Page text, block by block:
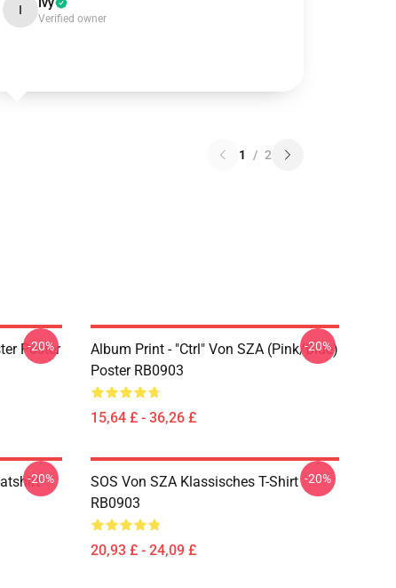
I
Verified owner
1 / 2
Poster
-20%
Album Print - "Ctrl" Von SZA (Pink/Blue)
Poster RB0903
15,64 £ - 36,26 £
-20%
-20%
SOS Von SZA Klassisches T-Shirt
RB0903
20,93 £ - 24,09 £
-20%